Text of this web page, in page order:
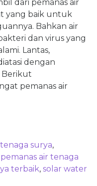
dari pemanas air
yang baik untuk
Bahkan air
dan virus yang
Lantas,
dengan
Berikut
pemanas air
surya,
pemanas air tenaga
terbaik, solar water